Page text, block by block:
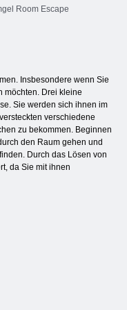
Room Escape
Insbesondere wenn Sie
möchten. Drei kleine
Sie werden sich ihnen im
verschiedene
zu bekommen. Beginnen
den Raum gehen und
Durch das Lösen von
da Sie mit ihnen